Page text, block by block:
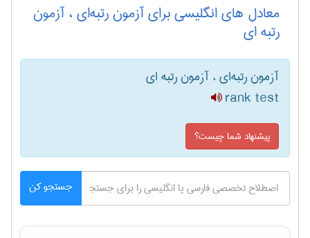
معادل های انگلیسی برای آزمون رتبه‌ای ، آزمون
رتبه ای
آزمون رتبه‌ای ، آزمون رتبه ای
rank test
پیشنهاد شما چیست؟
جستجو کن